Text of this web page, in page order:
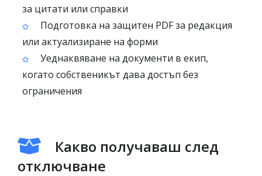
за цитати или справки
Подготовка на защитен PDF за редакция
или актуализиране на форми
Уеднаквяване на документи в екип,
когато собственикът дава достъп без
ограничения
Какво получаваш след
отключване